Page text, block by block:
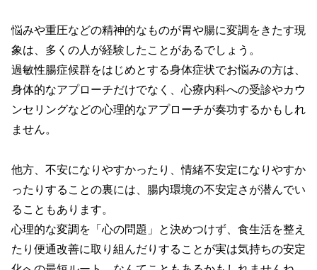
悩みや重圧などの精神的なものが胃や腸に変調をきたす現
象は、多くの人が経験したことがあるでしょう。
過敏性腸症候群をはじめとする身体症状でお悩みの方は、
身体的なアプローチだけでなく、心療内科への受診やカウ
ンセリングなどの心理的なアプローチが奏功するかもしれ
ません。
他方、不安になりやすかったり、情緒不安定になりやすか
ったりすることの裏には、腸内環境の不安定さが潜んでい
ることもあります。
心理的な変調を「心の問題」と決めつけず、食生活を整え
たり便通改善に取り組んだりすることが実は気持ちの安定